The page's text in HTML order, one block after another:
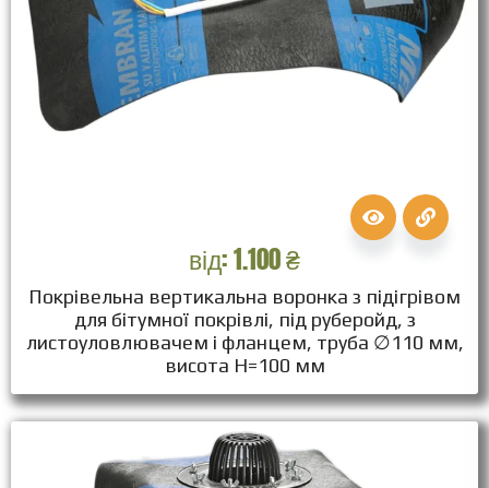
від:1.100₴
Покрівельна вертикальна воронка з підігрівом
для бітумної покрівлі, під руберойд, з
листоуловлювачем і фланцем, труба ∅110 мм,
висота Н=100 мм